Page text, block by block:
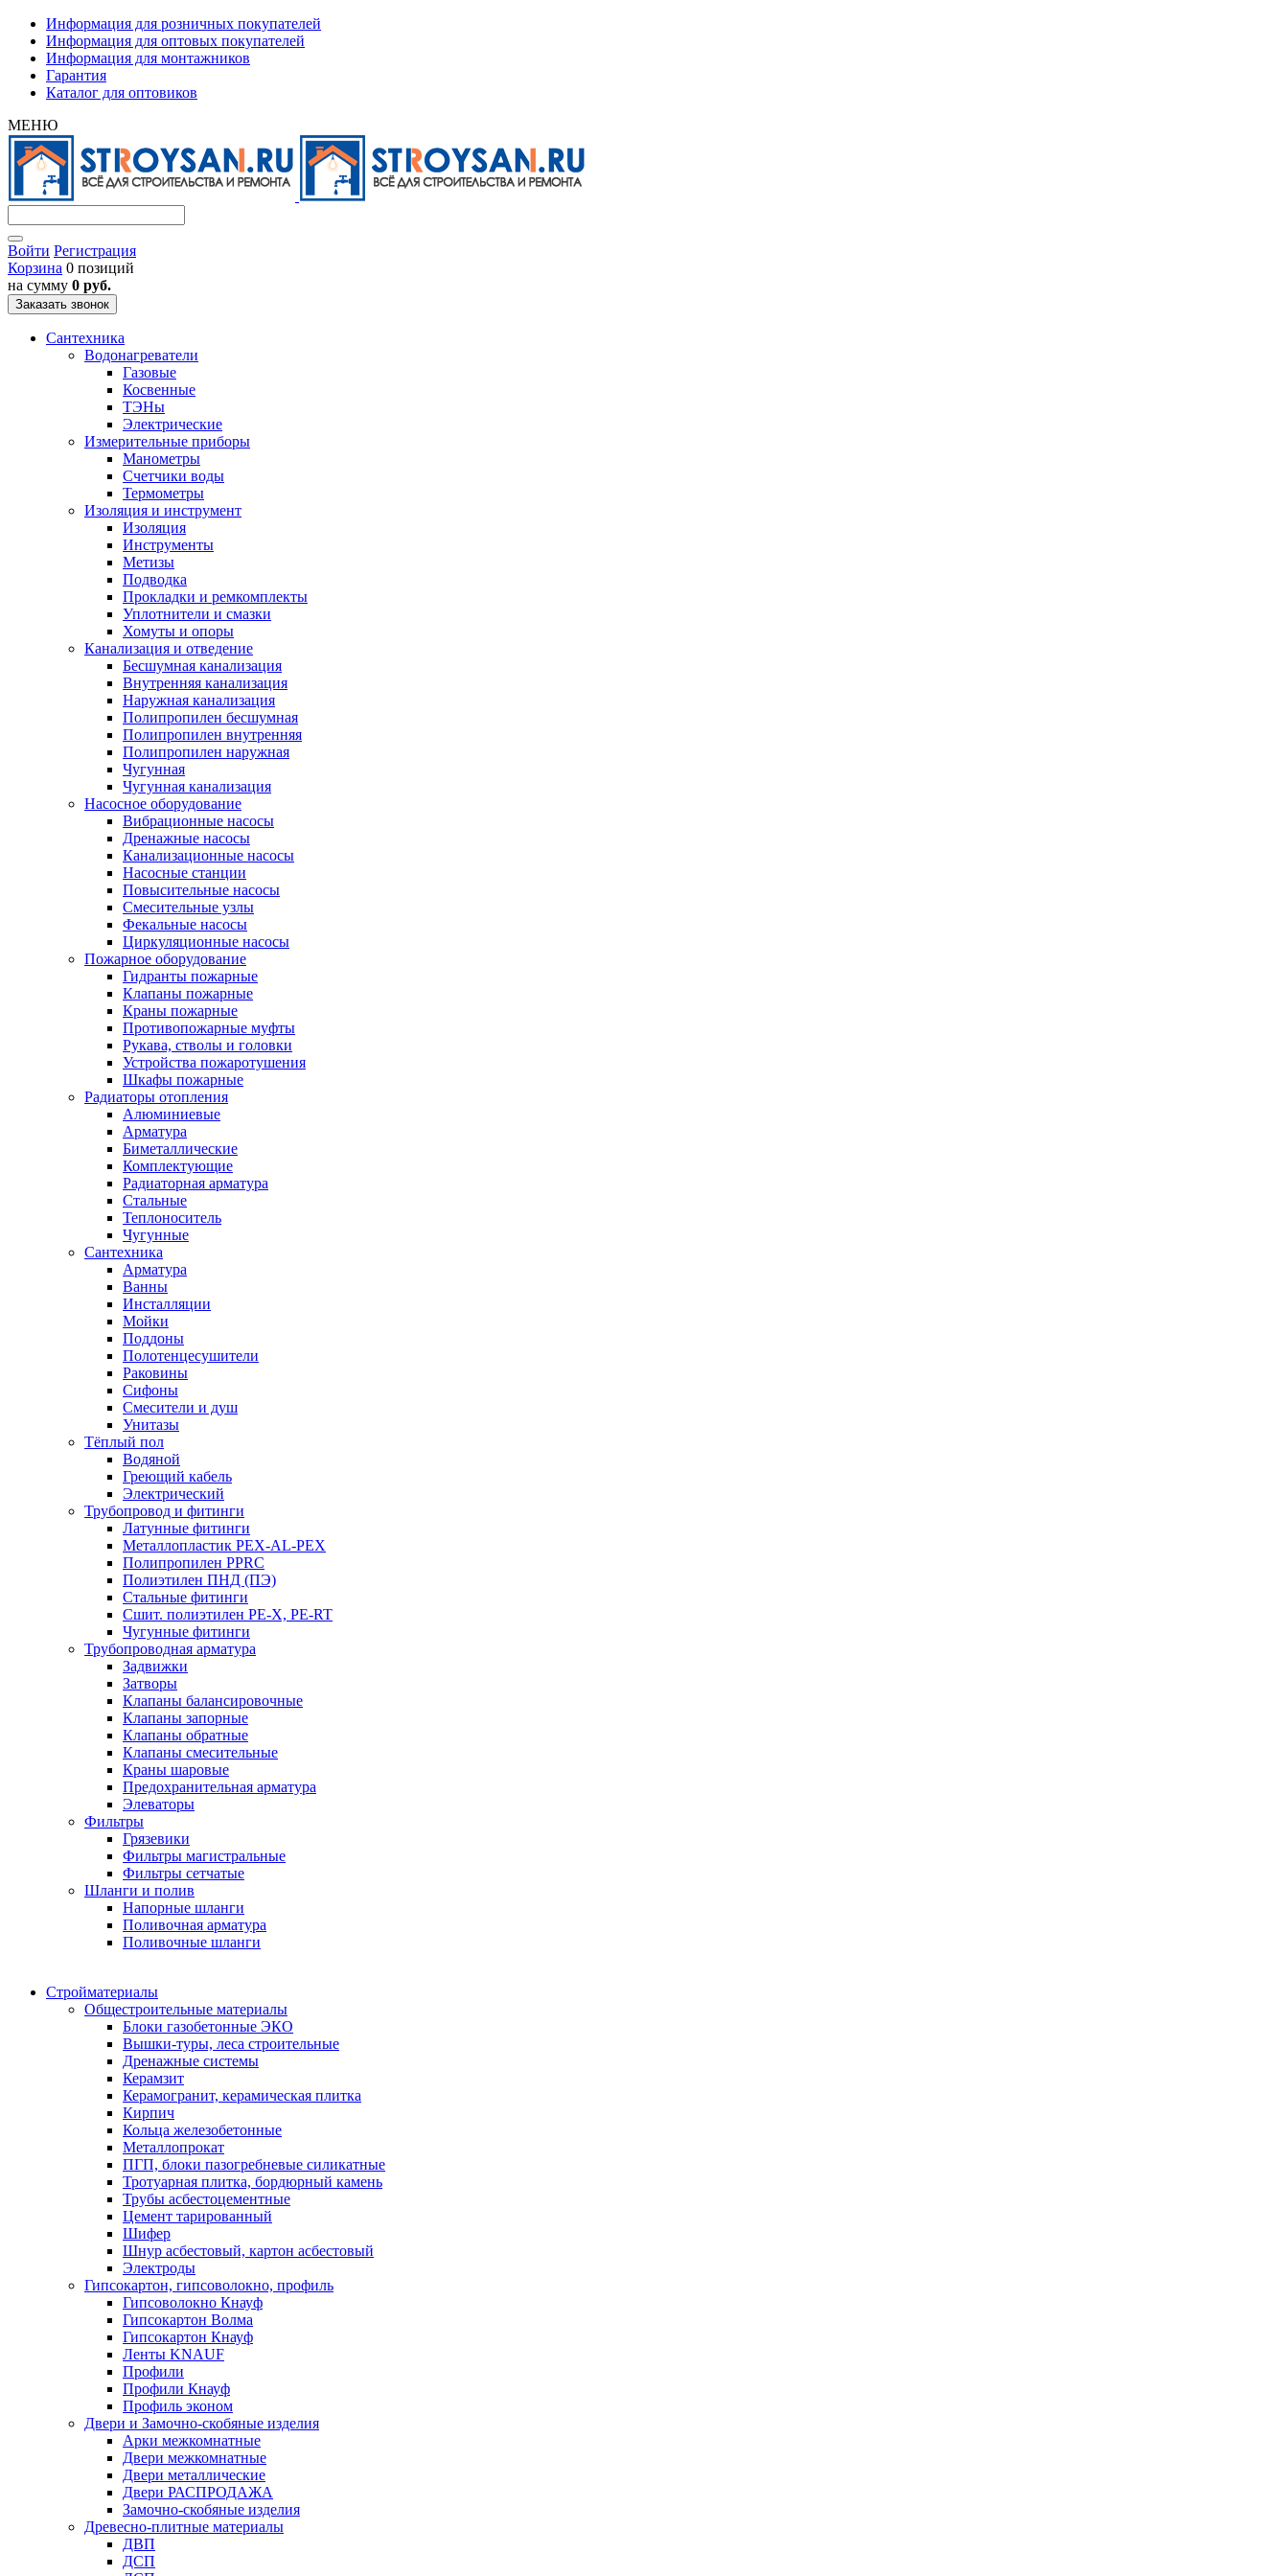
Информация для розничных покупателей
Информация для оптовых покупателей
Информация для монтажников
Гарантия
Каталог для оптовиков
МЕНЮ
Войти Регистрация
Корзина 0 позиций
на сумму 0 руб.
Заказать звонок
Сантехника
Водонагреватели
Газовые
Косвенные
ТЭНы
Электрические
Измерительные приборы
Манометры
Счетчики воды
Термометры
Изоляция и инструмент
Изоляция
Инструменты
Метизы
Подводка
Прокладки и ремкомплекты
Уплотнители и смазки
Хомуты и опоры
Канализация и отведение
Бесшумная канализация
Внутренняя канализация
Наружная канализация
Полипропилен бесшумная
Полипропилен внутренняя
Полипропилен наружная
Чугунная
Чугунная канализация
Насосное оборудование
Вибрационные насосы
Дренажные насосы
Канализационные насосы
Насосные станции
Повысительные насосы
Смесительные узлы
Фекальные насосы
Циркуляционные насосы
Пожарное оборудование
Гидранты пожарные
Клапаны пожарные
Краны пожарные
Противопожарные муфты
Рукава, стволы и головки
Устройства пожаротушения
Шкафы пожарные
Радиаторы отопления
Алюминиевые
Арматура
Биметаллические
Комплектующие
Радиаторная арматура
Стальные
Теплоноситель
Чугунные
Сантехника
Арматура
Ванны
Инсталляции
Мойки
Поддоны
Полотенцесушители
Раковины
Сифоны
Смесители и душ
Унитазы
Тёплый пол
Водяной
Греющий кабель
Электрический
Трубопровод и фитинги
Латунные фитинги
Металлопластик PEX-AL-PEX
Полипропилен PPRC
Полиэтилен ПНД (ПЭ)
Стальные фитинги
Сшит. полиэтилен PE-X, PE-RT
Чугунные фитинги
Трубопроводная арматура
Задвижки
Затворы
Клапаны балансировочные
Клапаны запорные
Клапаны обратные
Клапаны смесительные
Краны шаровые
Предохранительная арматура
Элеваторы
Фильтры
Грязевики
Фильтры магистральные
Фильтры сетчатые
Шланги и полив
Напорные шланги
Поливочная арматура
Поливочные шланги
Стройматериалы
Oбщестроительные материалы
Блоки газобетонные ЭКО
Вышки-туры, леса строительные
Дренажные системы
Керамзит
Керамогранит, керамическая плитка
Кирпич
Кольца железобетонные
Металлопрокат
ПГП, блоки пазогребневые силикатные
Тротуарная плитка, бордюрный камень
Трубы асбестоцементные
Цемент тарированный
Шифер
Шнур асбестовый, картон асбестовый
Электроды
Гипсокартон, гипсоволокно, профиль
Гипсоволокно Кнауф
Гипсокартон Волма
Гипсокартон Кнауф
Ленты KNAUF
Профили
Профили Кнауф
Профиль эконом
Двери и Замочно-скобяные изделия
Арки межкомнатные
Двери межкомнатные
Двери металлические
Двери РАСПРОДАЖА
Замочно-скобяные изделия
Древесно-плитные материалы
ДВП
ДСП